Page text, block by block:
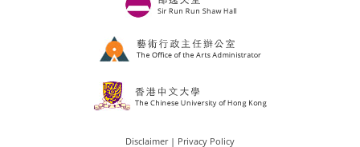
Disclaimer| Privacy Policy